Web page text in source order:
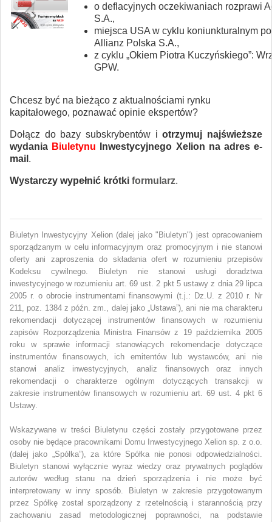
o deflacyjnych oczekiwaniach rozprawi
S.A.,
miejsca USA w cyklu koniunkturalnym
Allianz Polska S.A.,
z cyklu „Okiem Piotra Kuczyńskiego”:
GPW.
Chcesz być na bieżąco z aktualnościami rynku
kapitałowego, poznawać opinie ekspertów?
Dołącz do bazy subskrybentów iotrzymuj najświeższe
wydania Biuletynu Inwestycyjnego Xelion na adres e-
mail .
Wystarczy wypełnić krótki formularz.
Biuletyn Inwestycyjny Xelion (dalej jako "Biuletyn") jest opracowaniem
sporządzanym w celu informacyjnym oraz promocyjnym i nie stanowi
oferty ani zaproszenia do składania ofert w rozumieniu przepisów
Kodeksu cywilnego. Biuletyn nie stanowi usługi doradztwa
inwestycyjnego w rozumieniu art. 69 ust. 2 pkt 5 ustawy z dnia 29 lipca
2005 r. o obrocie instrumentami finansowymi (t.j.: Dz.U. z 2010 r. Nr
211, poz. 1384 z późn. zm., dalej jako „Ustawa”), ani nie ma charakteru
rekomendacji dotyczącej instrumentów finansowych w rozumieniu
zapisów Rozporządzenia Ministra Finansów z 19 października 2005
roku w sprawie informacji stanowiących rekomendacje dotyczące
instrumentów finansowych, ich emitentów lub wystawców, ani nie
stanowi analiz inwestycyjnych, analiz finansowych oraz innych
rekomendacji o charakterze ogólnym dotyczących transakcji w
zakresie instrumentów finansowych w rozumieniu art. 69 ust. 4 pkt 6
Ustawy.
Wskazywane w treści Biuletynu części zostały przygotowane przez
osoby nie będące pracownikami Domu Inwestycyjnego Xelion sp. z o.o.
(dalej jako „Spółka”), za które Spółka nie ponosi odpowiedzialności.
Biuletyn stanowi wyłącznie wyraz wiedzy oraz prywatnych poglądów
autorów według stanu na dzień sporządzenia i nie może być
interpretowany w inny sposób. Biuletyn w zakresie przygotowanym
przez Spółkę został sporządzony z rzetelnością i starannością przy
zachowaniu zasad metodologicznej poprawności, na podstawie